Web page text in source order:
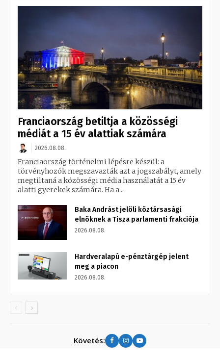
Franciaország betiltja a közösségi
médiát a 15 év alattiak számára
2026.08.08.
Franciaország történelmi lépésre készül: a
törvényhozók megszavazták azt a jogszabályt, amely
megtiltaná a közösségi média használatát a 15 év
alatti gyerekek számára. Ha a...
Baka Andrást jelöli köztársasági
elnöknek a Tisza parlamenti frakciója
2026.08.08.
Hardveralapú e-pénztárgép jelent
meg a piacon
2026.08.08.
Követés: